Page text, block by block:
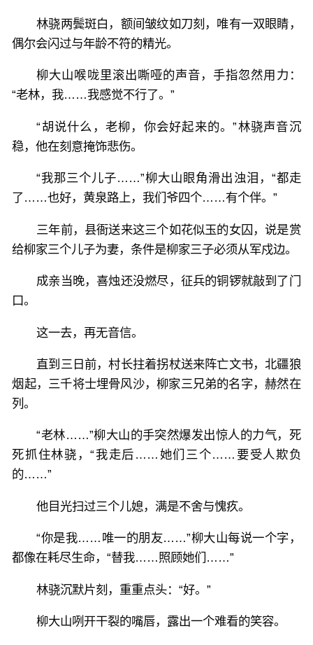
前期种田，后期争霸！
林骁两鬓斑白，额间皱纹如刀刻，唯有一双眼睛，
偶尔会闪过与年龄不符的精光。
柳大山喉咙里滚出嘶哑的声音，手指忽然用力：
“老林，我……我感觉不行了。”
“胡说什么，老柳，你会好起来的。”林骁声音沉
稳，他在刻意掩饰悲伤。
“我那三个儿子……”柳大山眼角滑出浊泪，“都走
了……也好，黄泉路上，我们爷四个……有个伴。”
三年前，县衙送来这三个如花似玉的女囚，说是赏
给柳家三个儿子为妻，条件是柳家三子必须从军戍边。
成亲当晚，喜烛还没燃尽，征兵的铜锣就敲到了门
口。
这一去，再无音信。
直到三日前，村长拄着拐杖送来阵亡文书，北疆狼
烟起，三千将士埋骨风沙，柳家三兄弟的名字，赫然在
列。
“老林……”柳大山的手突然爆发出惊人的力气，死
死抓住林骁，“我走后……她们三个……要受人欺负
的……”
他目光扫过三个儿媳，满是不舍与愧疚。
“你是我……唯一的朋友……”柳大山每说一个字，
都像在耗尽生命，“替我……照顾她们……”
林骁沉默片刻，重重点头：“好。”
柳大山咧开干裂的嘴唇，露出一个难看的笑容。